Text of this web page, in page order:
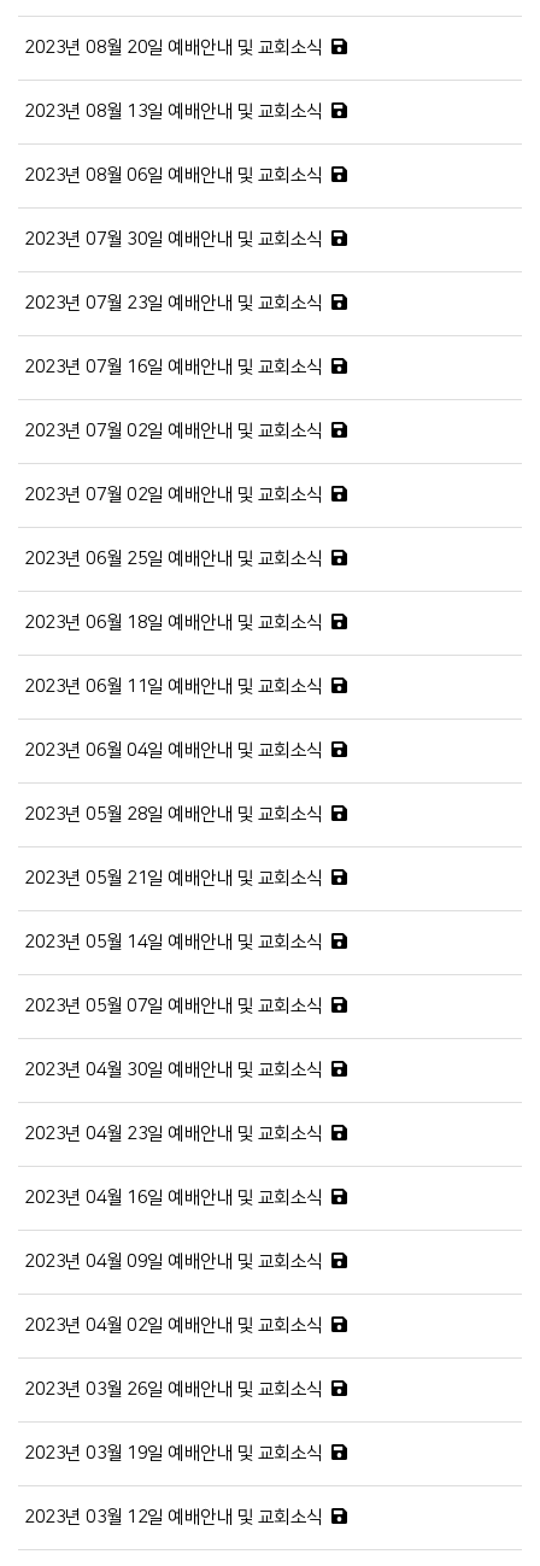
2023년 08월 20일 예배안내 및 교회소식
2023년 08월 13일 예배안내 및 교회소식
2023년 08월 06일 예배안내 및 교회소식
2023년 07월 30일 예배안내 및 교회소식
2023년 07월 23일 예배안내 및 교회소식
2023년 07월 16일 예배안내 및 교회소식
2023년 07월 02일 예배안내 및 교회소식
2023년 07월 02일 예배안내 및 교회소식
2023년 06월 25일 예배안내 및 교회소식
2023년 06월 18일 예배안내 및 교회소식
2023년 06월 11일 예배안내 및 교회소식
2023년 06월 04일 예배안내 및 교회소식
2023년 05월 28일 예배안내 및 교회소식
2023년 05월 21일 예배안내 및 교회소식
2023년 05월 14일 예배안내 및 교회소식
2023년 05월 07일 예배안내 및 교회소식
2023년 04월 30일 예배안내 및 교회소식
2023년 04월 23일 예배안내 및 교회소식
2023년 04월 16일 예배안내 및 교회소식
2023년 04월 09일 예배안내 및 교회소식
2023년 04월 02일 예배안내 및 교회소식
2023년 03월 26일 예배안내 및 교회소식
2023년 03월 19일 예배안내 및 교회소식
2023년 03월 12일 예배안내 및 교회소식